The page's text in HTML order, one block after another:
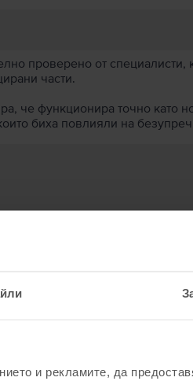
и рекламите, да
проверено от специалисти,
части.
че функционира точно като
биха повлияли на
търсене